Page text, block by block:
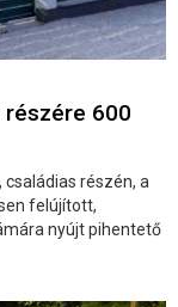
részére 600
részén, a
felújított,
nyújt pihentető